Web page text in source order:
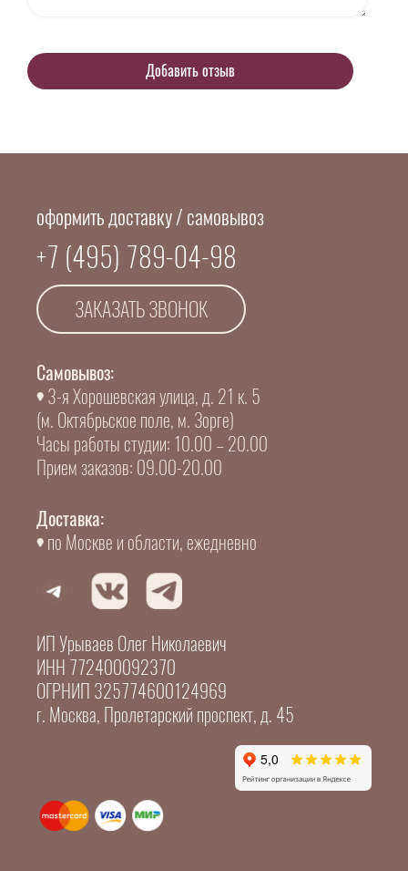
оформить доставку / самовывоз
+7 (495) 789-04-98
ЗАКАЗАТЬ ЗВОНОК
Самовывоз:
3-я Хорошевская улица, д. 21 к. 5
(м. Октябрьское поле, м. Зорге)
Часы работы студии: 10.00 – 20.00
Прием заказов: 09.00-20.00
Доставка:
по Москве и области, ежедневно
ИП Урываев Олег Николаевич
ИНН 772400092370
ОГРНИП 325774600124969
г. Москва, Пролетарский проспект, д. 45